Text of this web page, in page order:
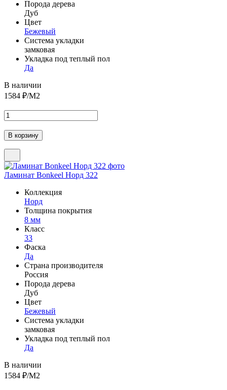
Порода дерева
Дуб
Цвет
Бежевый
Система укладки
замковая
Укладка под теплый пол
Да
В наличии
1584 ₽/М2
Ламинат Bonkeel Норд 322
Коллекция
Норд
Толщина покрытия
8 мм
Класс
33
Фаска
Да
Страна производителя
Россия
Порода дерева
Дуб
Цвет
Бежевый
Система укладки
замковая
Укладка под теплый пол
Да
В наличии
1584 ₽/М2